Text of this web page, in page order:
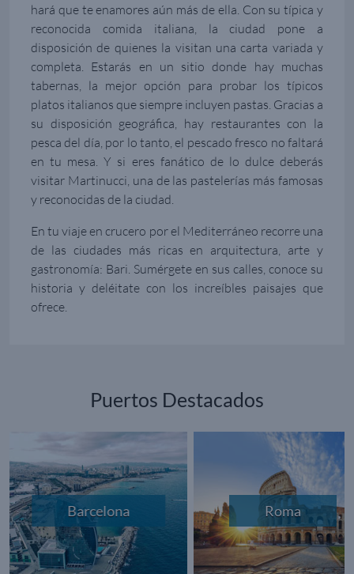
hará que te enamores aún más de ella. Con su típica y
reconocida comida italiana, la ciudad pone a
disposición de quienes la visitan una carta variada y
completa. Estarás en un sitio donde hay muchas
tabernas, la mejor opción para probar los típicos
platos italianos que siempre incluyen pastas. Gracias a
su disposición geográfica, hay restaurantes con la
pesca del día, por lo tanto, el pescado fresco no faltará
en tu mesa. Y si eres fanático de lo dulce deberás
visitar Martinucci, una de las pastelerías más famosas
y reconocidas de la ciudad.
En tu viaje en crucero por el Mediterráneo recorre una
de las ciudades más ricas en arquitectura, arte y
gastronomía: Bari. Sumérgete en sus calles, conoce su
historia y deléitate con los increíbles paisajes que
ofrece.
Puertos Destacados
Barcelona Roma